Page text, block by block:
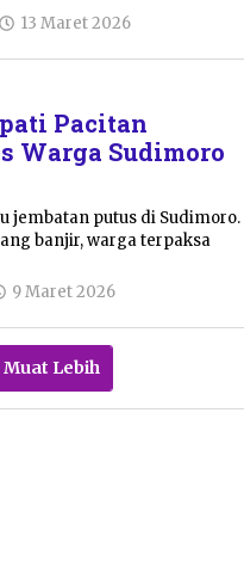
13 Maret 2026
Primanto
Pacitan
Warga Sudimoro
jembatan putus di Sudimoro.
banjir, warga terpaksa
9 Maret 2026
Muat Lebih